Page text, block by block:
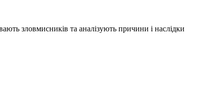
зловмисників та аналізують причини і наслідки